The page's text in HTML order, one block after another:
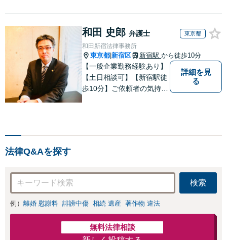
和田 史郎 弁護士 東京都
和田新宿法律事務所
東京都 新宿区 新宿駅 から徒歩10分
【一般企業勤務経験あり】
【土日相談可】【新宿駅徒
歩10分】ご依頼者の気持ち
詳細を見
る
法律Q&Aを探す
検索
例） 離婚 慰謝料 誹謗中傷 相続 遺産 著作物 違法
無料法律相談